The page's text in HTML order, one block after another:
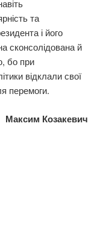
та
і його
сконсолідована й
бо при
відклали свої
перемоги.
Максим Козакевич